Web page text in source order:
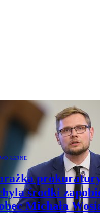
wystąpił o
Wosia
KARNE
środki
Michała